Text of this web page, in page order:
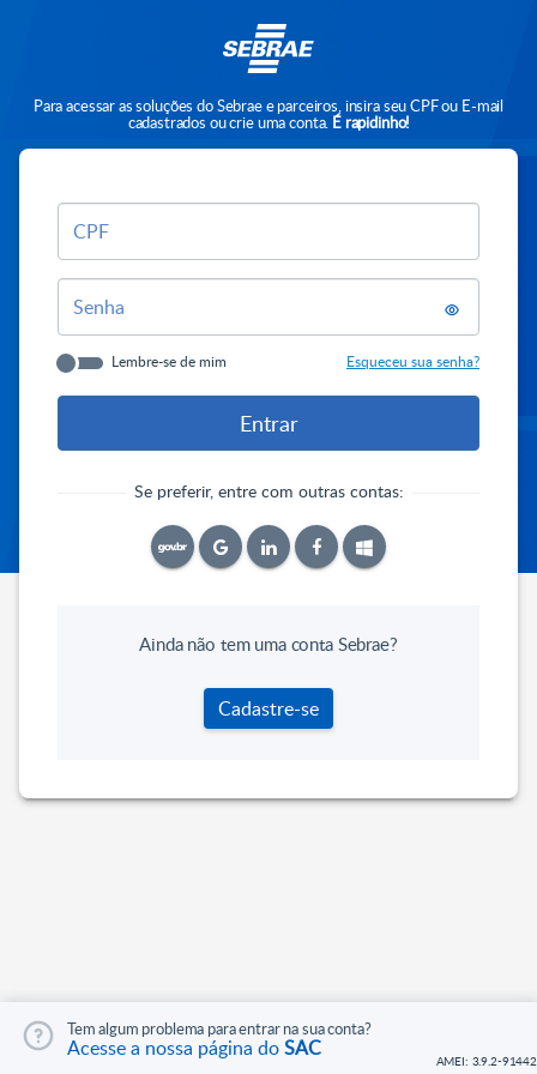
Para acessar as soluções do Sebrae e parceiros, insira seu CPF ou E-mail
cadastrados ou crie uma conta. É rapidinho!
CPF
Senha
Lembre-se de mim Esqueceu sua senha?
Se preferir, entre com outras contas:
Tem algum problema para entrar na sua conta?
Acesse a nossa página doSAC
Ainda não tem uma conta Sebrae?
Cadastre-se
AMEI: 3.9.2-91442